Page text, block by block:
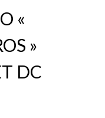
«
»
DC